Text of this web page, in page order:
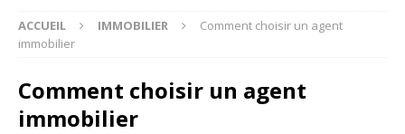
ACCUEIL IMMOBILIER
Comment choisir un agent
immobilier
Comment choisir un agent
immobilier